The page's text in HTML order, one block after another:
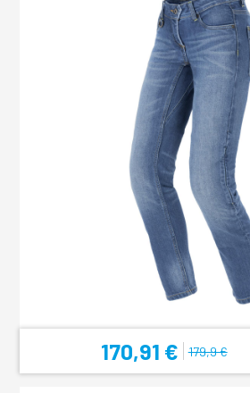
170,91 € 179,9 €